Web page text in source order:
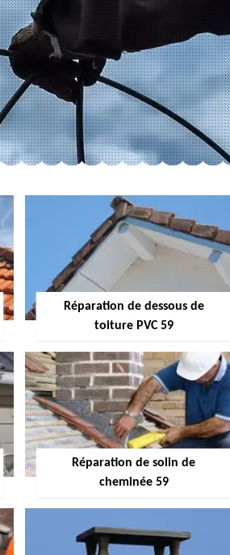
Réparation de dessous de
toiture PVC 59
Réparation de solin de
cheminée 59